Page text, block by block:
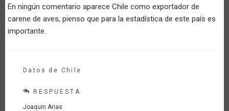
En ningún comentario aparece Chile como exportador de
carene de aves, pienso que para la estadística de este país es
importante.
Datos de Chile
RESPUESTA
Joaquin Arias